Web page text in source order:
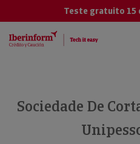
Teste gratuito 15
Sociedade De